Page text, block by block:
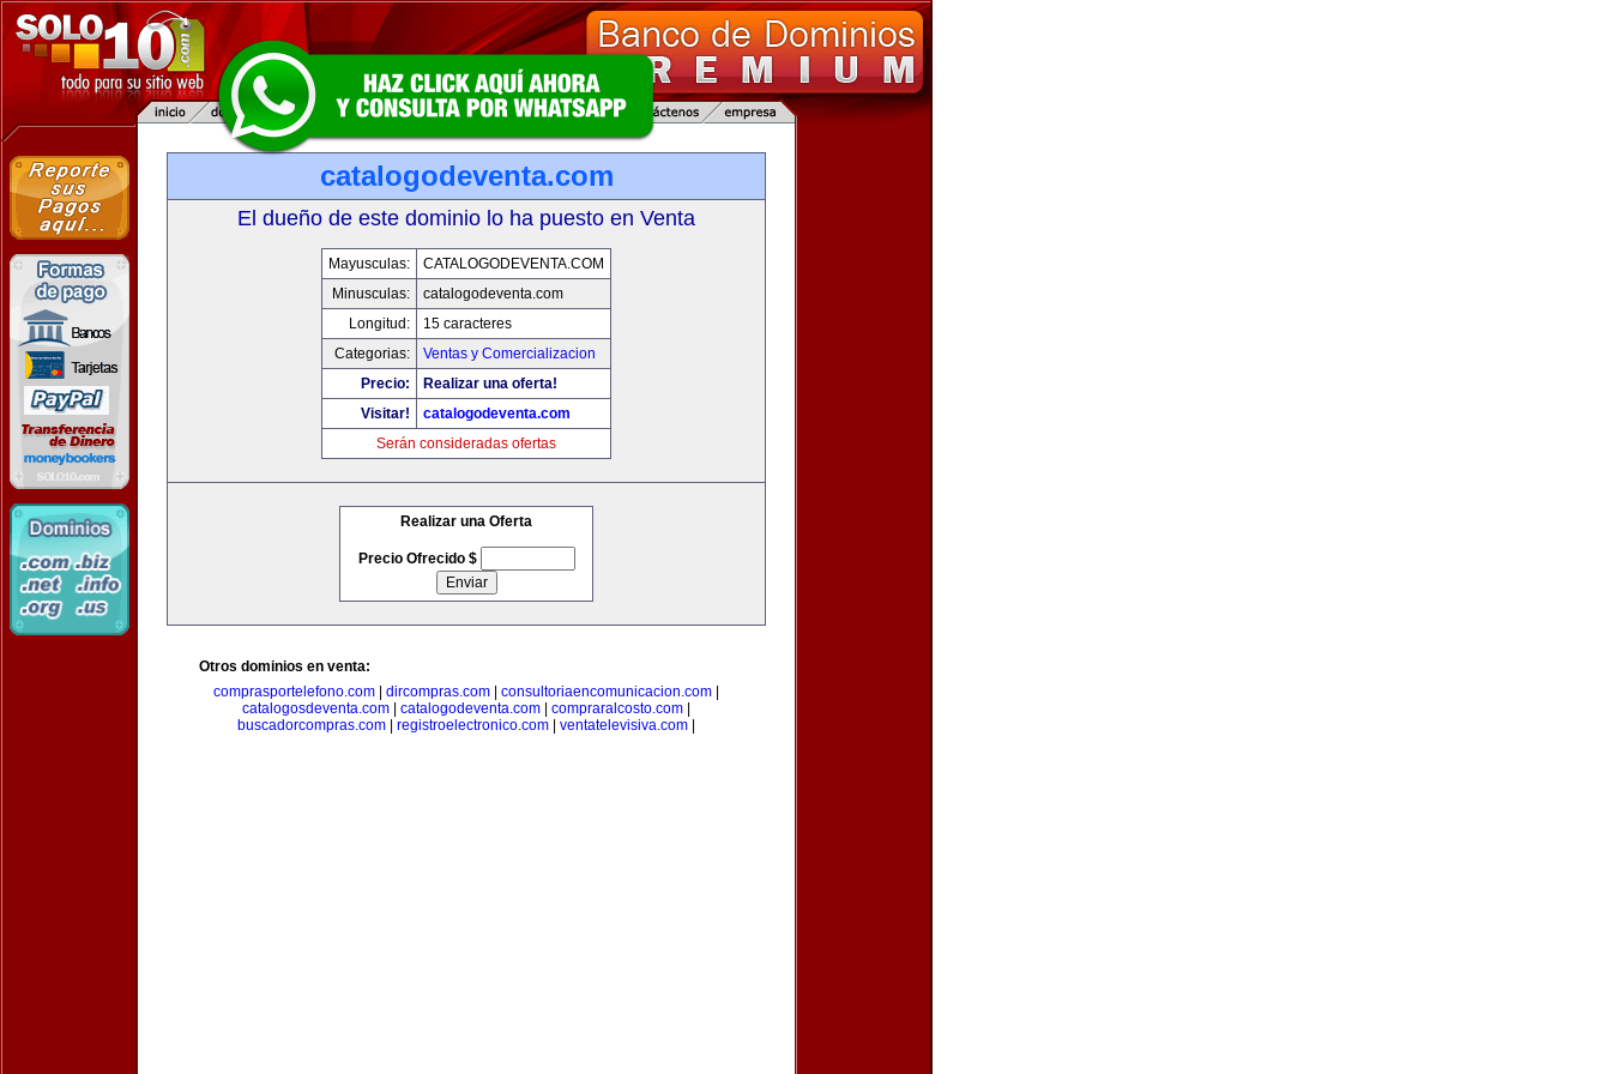
catalogodeventa.com
El dueño de este dominio lo ha puesto en Venta
Mayusculas:
CATALOGODEVENTA.COM
Minusculas:
catalogodeventa.com
Longitud:
15 caracteres
Categorias:
Ventas y Comercializacion
Precio:
Realizar una oferta!
Visitar!
catalogodeventa.com
Serán consideradas ofertas
Realizar una Oferta
Precio Ofrecido $
Otros dominios en venta:
comprasportelefono.com
dircompras.com consultoriaencomunicacion.com
catalogosdeventa.com
catalogodeventa.com compraralcosto.com
buscadorcompras.com
registroelectronico.com ventatelevisiva.com